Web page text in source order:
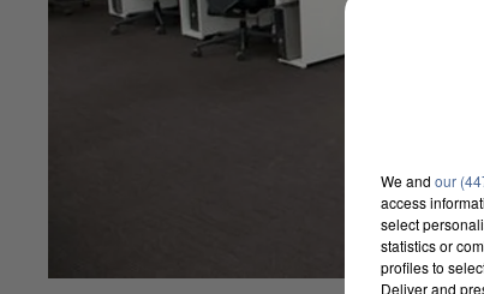
We and our
access
select
statistics or
profiles to
Deliver and